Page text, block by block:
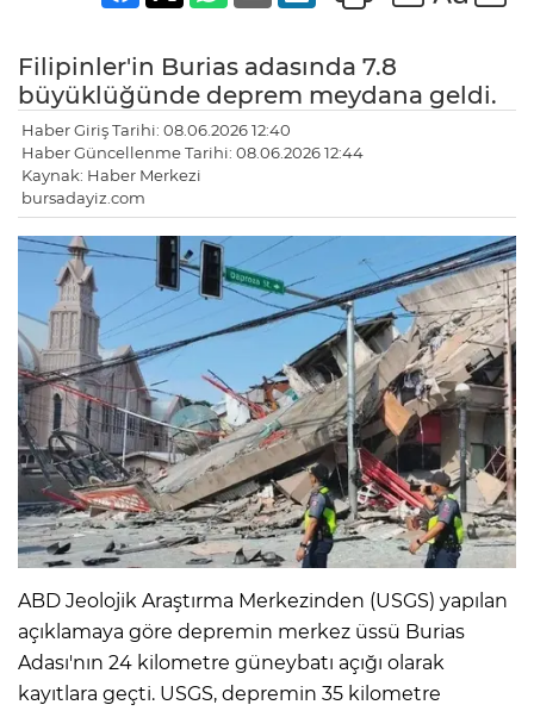
Filipinler'in Burias adasında 7.8
büyüklüğünde deprem meydana geldi.
Haber Giriş Tarihi: 08.06.2026 12:40
Haber Güncellenme Tarihi: 08.06.2026 12:44
Kaynak: Haber Merkezi
bursadayiz.com
ABD Jeolojik Araştırma Merkezinden (USGS) yapılan
açıklamaya göre depremin merkez üssü Burias
Adası'nın 24 kilometre güneybatı açığı olarak
kayıtlara geçti. USGS, depremin 35 kilometre